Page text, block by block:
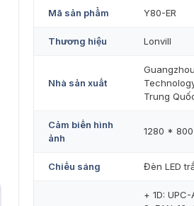
Mã sản phẩm Y80-ER
Thương hiệu Lonvill
Nhà sản xuất
Trung
Cảm biến hình
ảnh
1280 * 800
Chiếu sáng Đèn LED
+ 1D: